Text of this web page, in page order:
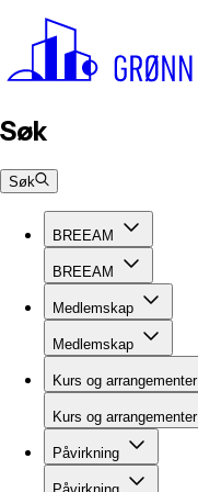
Søk
Søk
BREEAM
BREEAM
Medlemskap
Medlemskap
Kurs og arrangementer
Kurs og arrangementer
Påvirkning